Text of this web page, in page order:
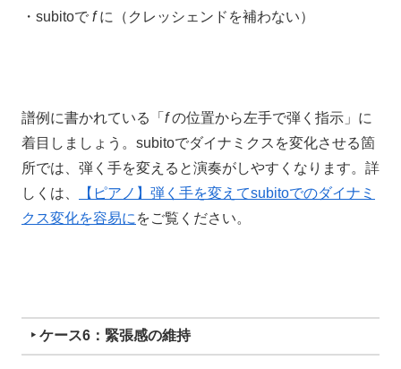
・subitoで fに（クレッシェンドを補わない）
譜例に書かれている「 fの位置から左手で弾く指示」に
着目しましょう。subitoでダイナミクスを変化させる箇
所では、弾く手を変えると演奏がしやすくなります。詳
しくは、
【ピアノ】弾く手を変えてsubitoでのダイナミ
クス変化を容易に をご覧ください。
‣ ケース6：緊張感の維持